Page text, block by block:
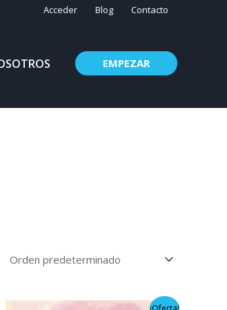
Acceder Blog Contacto
EMPEZAR
El